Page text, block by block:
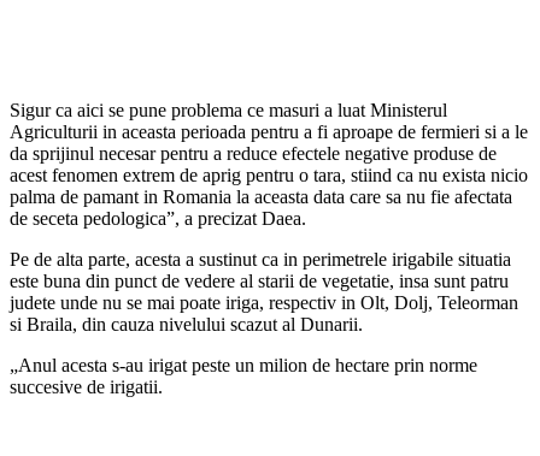
Sigur ca aici se pune problema ce masuri a luat Ministerul
Agriculturii in aceasta perioada pentru a fi aproape de fermieri si a le
da sprijinul necesar pentru a reduce efectele negative produse de
acest fenomen extrem de aprig pentru o tara, stiind ca nu exista nicio
palma de pamant in Romania la aceasta data care sa nu fie afectata
de seceta pedologica”, a precizat Daea.
Pe de alta parte, acesta a sustinut ca in perimetrele irigabile situatia
este buna din punct de vedere al starii de vegetatie, insa sunt patru
judete unde nu se mai poate iriga, respectiv in Olt, Dolj, Teleorman
si Braila, din cauza nivelului scazut al Dunarii.
„Anul acesta s-au irigat peste un milion de hectare prin norme
succesive de irigatii.